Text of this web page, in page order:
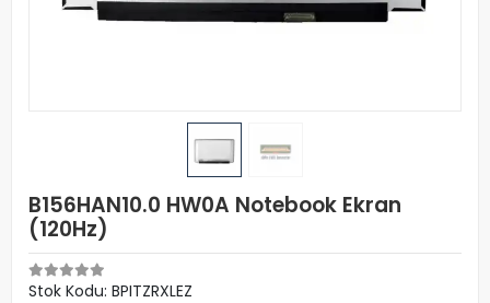
B156HAN10.0 HW0A Notebook Ekran
(120Hz)
Stok Kodu: BPITZRXLEZ